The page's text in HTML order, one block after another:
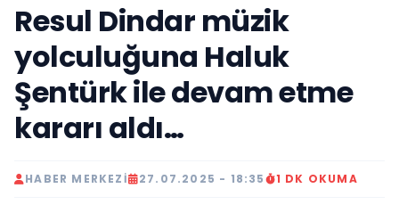
Resul Dindar müzik
yolculuğuna Haluk
Şentürk ile devam etme
kararı aldı…
HABER MERKEZI 27.07.2025 - 18:35 1 DK OKUMA